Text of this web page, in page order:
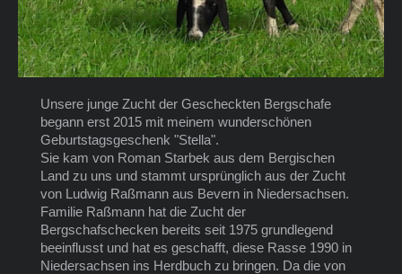
Unsere junge Zucht der Gescheckten Bergschafe
begann erst 2015 mit meinem wunderschönen
Geburtstagsgeschenk "Stella".
Sie kam von Roman Starbek aus dem Bergischen
Land zu uns und stammt ursprünglich aus der Zucht
von Ludwig Raßmann aus Bevern in Niedersachsen.
Familie Raßmann hat die Zucht der
Bergschafschecken bereits seit 1975 grundlegend
beeinflusst und hat es geschafft, diese Rasse 1990 in
Niedersachsen ins Herdbuch zu bringen. Da die von